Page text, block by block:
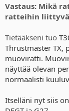
Vastaus: Mikä
ratteihin liittyvä
Tietääkseni tuo
Thrustmaster TX,
muoviratti.
näyttää olevan
normaalisti
Itselläni nyt siis